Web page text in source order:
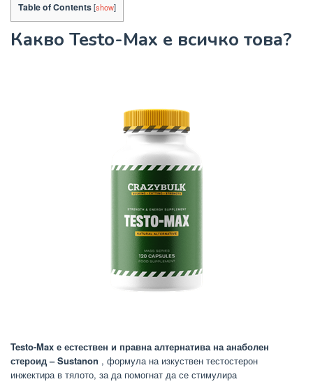
Table of Contents[show]
Какво Testo-Max е всичко това?
Testo-Max е естествен и правна алтернатива на анаболен
стероид – Sustanon , формула на изкуствен тестостерон
инжектира в тялото, за да помогнат да се стимулира